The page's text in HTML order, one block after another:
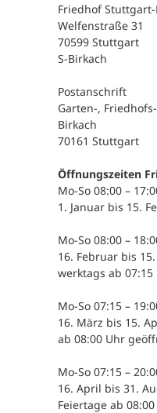
Friedhof
Welfenstraße 31
70599 Stuttgart
S-Birkach
Postanschrift
Garten-,
Birkach
70161 Stuttgart
Öffnungszeiten
Mo-So 08:00 –
1. Januar bis 15.
Mo-So 08:00 –
16. Februar bis
werktags ab
Mo-So 07:15 –
16. März bis 15.
ab 08:00 Uhr
Mo-So 07:15 –
16. April bis 31.
Feiertage ab